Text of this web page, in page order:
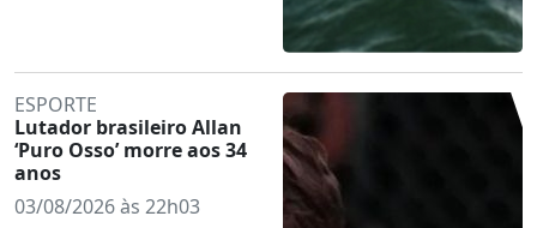
ESPORTE
Lutador brasileiro Allan
‘Puro Osso’ morre aos 34
anos
03/08/2026 às 22h03